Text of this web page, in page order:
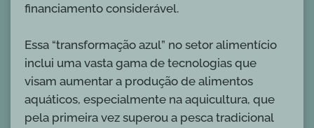
financiamento considerável.
Essa “transformação azul” no setor alimentício
inclui uma vasta gama de tecnologias que
visam aumentar a produção de alimentos
aquáticos, especialmente na aquicultura, que
pela primeira vez superou a pesca tradicional